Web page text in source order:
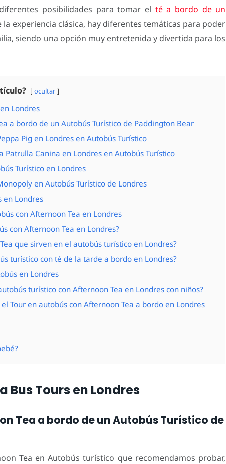
posibilidades para tomar el té a bordo de un
la experiencia clásica, hay diferentes temáticas para poder
siendo una opción muy entretenida y divertida para los
ocultar
Londres
a bordo de un Autobús Turístico de Paddington Bear
Pig en Londres en Autobús Turístico
Patrulla Canina en Londres en Autobús Turístico
Turístico en Londres
en Autobús Turístico de Londres
en Londres
con Afternoon Tea en Londres
con Afternoon Tea en Londres?
que sirven en el autobús turístico en Londres?
turístico con té de la tarde a bordo en Londres?
en Londres
turístico con Afternoon Tea en Londres con niños?
Tour en autobús con Afternoon Tea a bordo en Londres
Bus Tours en Londres
Tea a bordo de un Autobús Turístico de
Tea en Autobús turístico que recomendamos probar,